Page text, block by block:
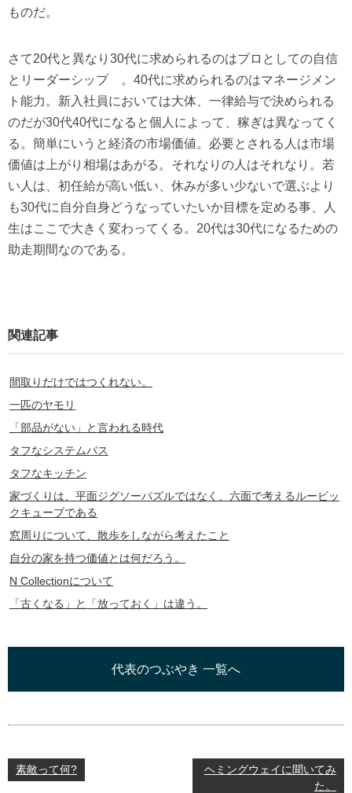
ものだ。
さて20代と異なり30代に求められるのはプロとしての自信
とリーダーシップ 。40代に求められるのはマネージメン
ト能力。新入社員においては大体、一律給与で決められる
のだが30代40代になると個人によって、稼ぎは異なってく
る。簡単にいうと経済の市場価値。必要とされる人は市場
価値は上がり相場はあがる。それなりの人はそれなり。若
い人は、初任給が高い低い、休みが多い少ないで選ぶより
も30代に自分自身どうなっていたいか目標を定める事、人
生はここで大きく変わってくる。20代は30代になるための
助走期間なのである。
関連記事
間取りだけではつくれない。
一匹のヤモリ
「部品がない」と言われる時代
タフなシステムバス
タフなキッチン
家づくりは、平面ジグソーパズルではなく、六面で考えるルービッ
クキューブである
窓周りについて、散歩をしながら考えたこと
自分の家を持つ価値とは何だろう。
N Collectionについて
「古くなる」と「放っておく」は違う。
代表のつぶやき 一覧へ
素敵って何?
ヘミングウェイに聞いてみ
た。